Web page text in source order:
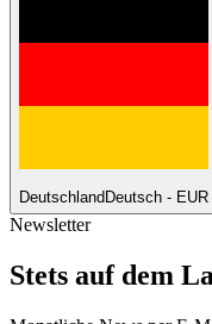
Deutschland Deutsch - EUR
Newsletter
Stets auf dem